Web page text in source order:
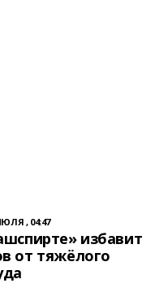
, 04:47
избавит
от тяжёлого